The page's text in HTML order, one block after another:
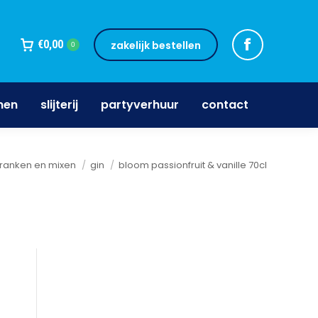
€0,00 0 zakelijk bestellen
slijterij partyverhuur contact
en mixen gin bloom passionfruit & vanille 70cl